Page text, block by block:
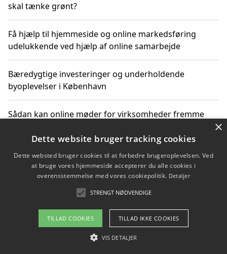
skal tænke grønt?
Få hjælp til hjemmeside og online markedsføring
udelukkende ved hjælp af online samarbejde
Bæredygtige investeringer og underholdende
byoplevelser i København
Sådan kan online møder for virksomheder fremme
Copyright 2026 - Pilanto Aps
Om / kontakt
×
Dette website bruger tracking cookies
Dette websted bruger cookies til at forbedre brugeroplevelsen. Ved
at bruge vores hjemmeside accepterer du alle cookies i
overensstemmelse med vores cookiepolitik. Detaljer
STRENGT NØDVENDIGE
TILLAD COOKIES TILLAD IKKE COOKIES
VIS DETALJER